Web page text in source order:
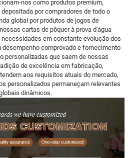
nos como produtos premium,
por compradores de todo o
global por produtos de jogos de
cartas de pôquer à prova d'água
em constante evolução dos
comprovado e fornecimento
personalizadas que saem de nossas
de excelência em fabricação,
aos requisitos atuais do mercado,
personalizados permaneçam relevantes
dinâmicos.